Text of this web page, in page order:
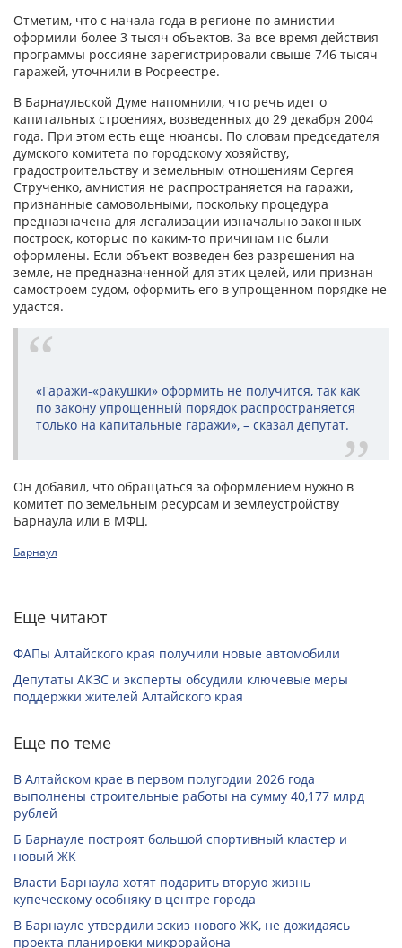
Отметим, что с начала года в регионе по амнистии
оформили более 3 тысяч объектов. За все время действия
программы россияне зарегистрировали свыше 746 тысяч
гаражей, уточнили в Росреестре.
В Барнаульской Думе напомнили, что речь идет о
капитальных строениях, возведенных до 29 декабря 2004
года. При этом есть еще нюансы. По словам председателя
думского комитета по городскому хозяйству,
градостроительству и земельным отношениям Сергея
Струченко, амнистия не распространяется на гаражи,
признанные самовольными, поскольку процедура
предназначена для легализации изначально законных
построек, которые по каким-то причинам не были
оформлены. Если объект возведен без разрешения на
земле, не предназначенной для этих целей, или признан
самостроем судом, оформить его в упрощенном порядке не
удастся.
«Гаражи-«ракушки» оформить не получится, так как
по закону упрощенный порядок распространяется
только на капитальные гаражи», – сказал депутат.
Он добавил, что обращаться за оформлением нужно в
комитет по земельным ресурсам и землеустройству
Барнаула или в МФЦ.
Барнаул
Еще читают
ФАПы Алтайского края получили новые автомобили
Депутаты АКЗС и эксперты обсудили ключевые меры
поддержки жителей Алтайского края
Еще по теме
В Алтайском крае в первом полугодии 2026 года
выполнены строительные работы на сумму 40,177 млрд
рублей
Б Барнауле построят большой спортивный кластер и
новый ЖК
Власти Барнаула хотят подарить вторую жизнь
купеческому особняку в центре города
В Барнауле утвердили эскиз нового ЖК, не дожидаясь
проекта планировки микрорайона